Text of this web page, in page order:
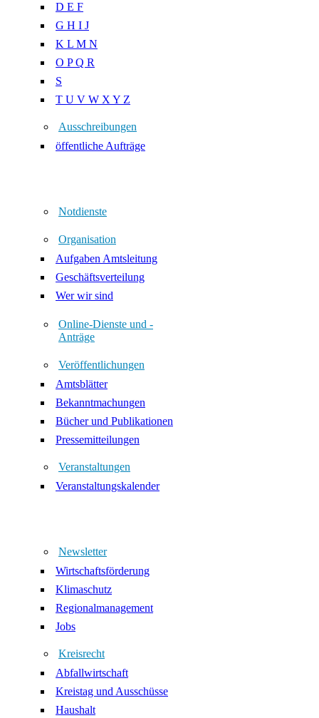
D E F
G H I J
K L M N
O P Q R
S
T U V W X Y Z
Ausschreibungen
öffentliche Aufträge
Notdienste
Organisation
Aufgaben Amtsleitung
Geschäftsverteilung
Wer wir sind
Online-Dienste und -
Anträge
Veröffentlichungen
Amtsblätter
Bekanntmachungen
Bücher und Publikationen
Pressemitteilungen
Veranstaltungen
Veranstaltungskalender
Newsletter
Wirtschaftsförderung
Klimaschutz
Regionalmanagement
Jobs
Kreisrecht
Abfallwirtschaft
Kreistag und Ausschüsse
Haushalt